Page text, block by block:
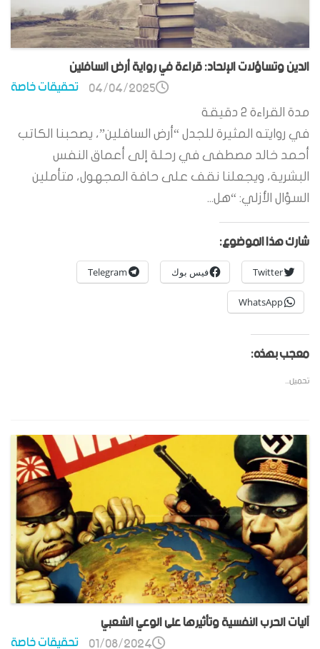
الدين وتساؤلات الإلحاد: قراءة في رواية أرض السافلين
تحقيقات خاصة 04/04/2025
مدة القراءة 2 دقيقة
في روايته المثيرة للجدل “أرض السافلين”، يصحبنا الكاتب
أحمد خالد مصطفى في رحلة إلى أعماق النفس
البشرية، ويجعلنا نقف على حافة المجهول، متأملين
السؤال الأزلي: “هل...
شارك هذا الموضوع:
Twitter فيس بوك Telegram
WhatsApp
معجب بهذه:
تحميل...
آليات الحرب النفسية وتأثيرها على الوعي الشعبي
تحقيقات خاصة